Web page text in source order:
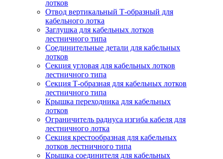
лотков
Отвод вертикальный Т-образный для
кабельного лотка
Заглушка для кабельных лотков
лестничного типа
Соединительные детали для кабельных
лотков
Секция угловая для кабельных лотков
лестничного типа
Секция Т-образная для кабельных лотков
лестничного типа
Крышка переходника для кабельных
лотков
Ограничитель радиуса изгиба кабеля для
лестничного лотка
Секция крестообразная для кабельных
лотков лестничного типа
Крышка соединителя для кабельных